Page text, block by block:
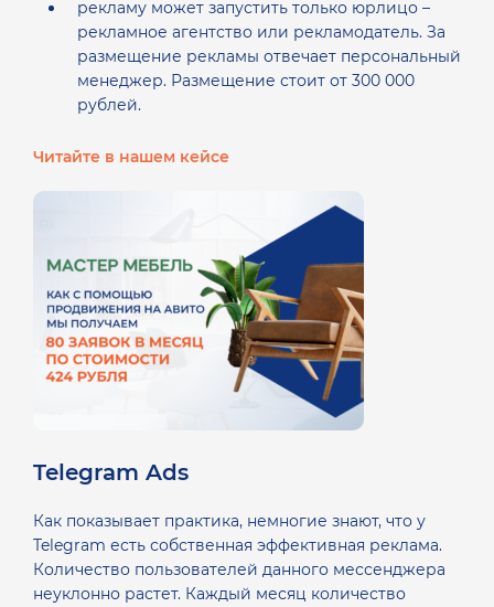
рекламу может запустить только юрлицо –
рекламное агентство или рекламодатель. За
размещение рекламы отвечает персональный
менеджер. Размещение стоит от 300 000
рублей.
Читайте в нашем кейсе
Telegram Ads
Как показывает практика, немногие знают, что у
Telegram есть собственная эффективная реклама.
Количество пользователей данного мессенджера
неуклонно растет. Каждый месяц количество